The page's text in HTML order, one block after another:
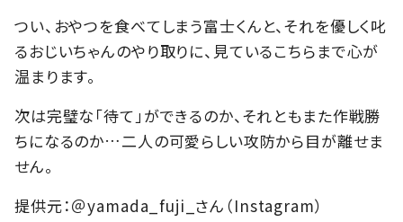
つい、おやつを食べてしまう富士くんと、それを優しく叱
るおじいちゃんのやり取りに、見ているこちらまで心が
温まります。
次は完璧な「待て」ができるのか、それともまた作戦勝
ちになるのか…二人の可愛らしい攻防から目が離せま
せん。
提供元：＠yamada_fuji_さん（Instagram）